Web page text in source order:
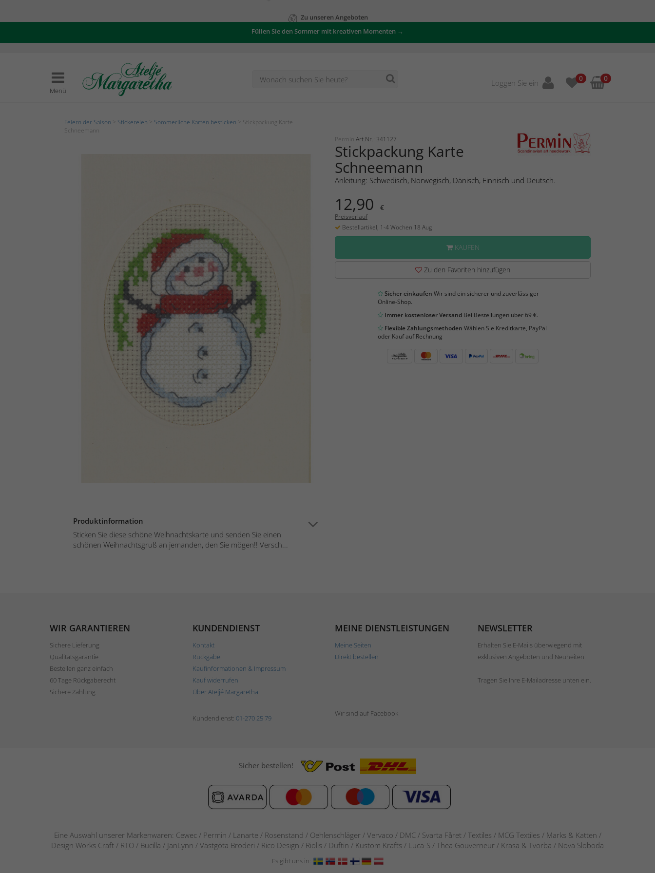
Füllen Sie den Sommer mit kreativen Momenten →
Menü
Loggen Sie ein 0 0
Feiern der Saison Stickereien Sommerliche Karten besticken > Stickpackung Karte
Schneemann
Produktinformation
Sticken Sie diese schöne Weihnachtskarte und senden Sie einen
schönen Weihnachtsgruß an jemanden, den Sie mögen!! Versch...
Permin Art.Nr.: 341127
Stickpackung Karte
Schneemann
Anleitung: Schwedisch, Norwegisch, Dänisch, Finnisch und Deutsch.
12,90 €
Preisverlauf
Bestellartikel, 1-4 Wochen 18 Aug
KAUFEN
Zu den Favoriten hinzufügen
Sicher einkaufen Wir sind ein sicherer und zuverlässiger
Online-Shop.
Immer kostenloser VersandBei Bestellungen über 69 €.
Flexible Zahlungsmethoden Wählen Sie Kreditkarte, PayPal
oder Kauf auf Rechnung
WIR GARANTIEREN
Sichere Lieferung
Qualitätsgarantie
Bestellen ganz einfach
60 Tage Rückgaberecht
Sichere Zahlung
KUNDENDIENST
Kontakt
Rückgabe
Kaufinformationen & Impressum
Kauf widerrufen
Über Ateljé Margaretha
MEINE DIENSTLEISTUNGEN
Meine Seiten
Direkt bestellen
NEWSLETTER
Erhalten Sie E-Mails überwiegend mit
exklusiven Angeboten und Neuheiten.
Tragen Sie Ihre E-Mailadresse unten ein.
Kundendienst: 01-270 25 79
Wir sind auf Facebook
Sicher bestellen!
Eine Auswahl unserer Markenwaren: Cewec / Permin / Lanarte / Rosenstand / Oehlenschläger / Vervaco / DMC / Svarta Fåret / Textiles / MCG Textiles / Marks & Katten /
Design Works Craft / RTO / Bucilla / JanLynn / Västgöta Broderi / Rico Design / Riolis / Duftin / Kustom Krafts / Luca-S / Thea Gouverneur / Krasa & Tvorba / Nova Sloboda
Es gibt uns in: